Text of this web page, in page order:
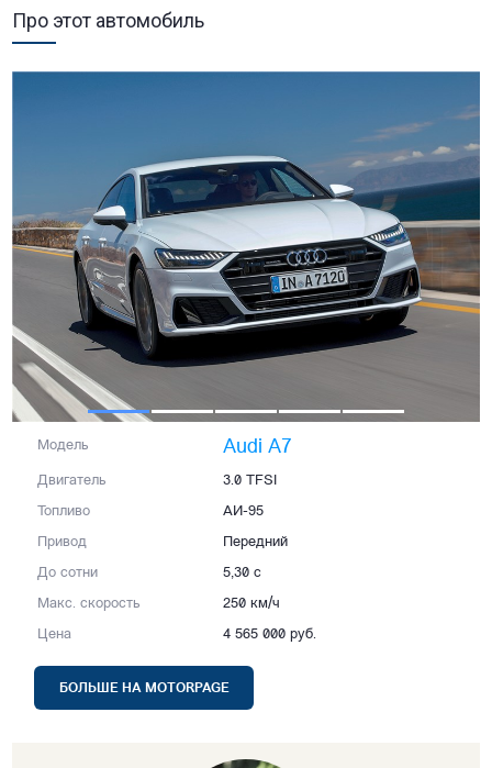
Про этот автомобиль
Модель Audi A7
Двигатель 3.0 TFSI
Топливо АИ-95
Привод Передний
До сотни 5,30 с
Макс. скорость 250 км/ч
Цена 4 565 000 руб.
БОЛЬШЕ НА MOTORPAGE